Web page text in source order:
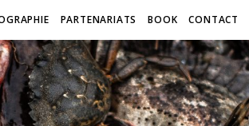
PARTENARIATS BOOK CONTACT